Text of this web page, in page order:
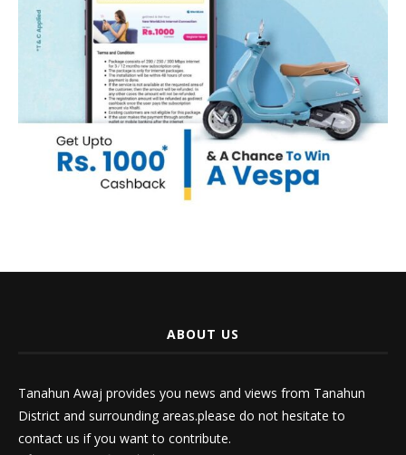
ABOUT US
Tanahun Awaj provides you news and views from Tanahun
District and surrounding areas.please do not hesitate to
contact us if you want to contribute.